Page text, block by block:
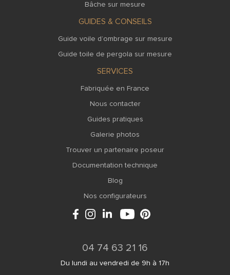
Bâche sur mesure
GUIDES & CONSEILS
Guide voile d’ombrage sur mesure
Guide toile de pergola sur mesure
SERVICES
Fabriquée en France
Nous contacter
Guides pratiques
Galerie photos
Trouver un partenaire poseur
Documentation technique
Blog
Nos configurateurs
04 74 63 21 16
Du lundi au vendredi de 9h à 17h